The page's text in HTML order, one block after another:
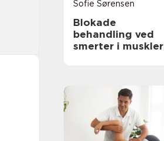
Sofie Sørensen
Blokade
behandling ved
smerter i muskler